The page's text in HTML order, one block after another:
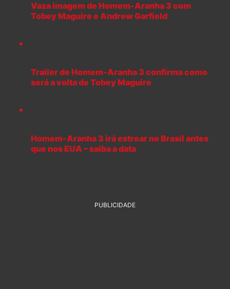
Vaza imagem de Homem-Aranha 3 com
Tobey Maguire e Andrew Garfield
Trailer de Homem-Aranha 3 confirma como
será a volta de Tobey Maguire
Homem-Aranha 3 irá estrear no Brasil antes
que nos EUA – saiba a data
PUBLICIDADE